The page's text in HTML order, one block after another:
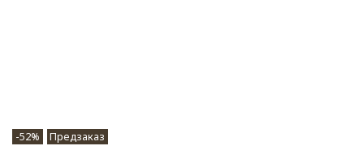
-52% Предзаказ